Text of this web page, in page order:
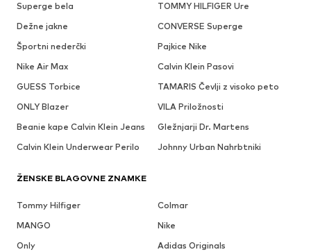
Superge bela
TOMMY HILFIGER Ure
Dežne jakne
CONVERSE Superge
Športni nederčki
Pajkice Nike
Nike Air Max
Calvin Klein Pasovi
GUESS Torbice
TAMARIS Čevlji z visoko peto
ONLY Blazer
VILA Priložnosti
Beanie kape Calvin Klein Jeans
Gležnjarji Dr. Martens
Calvin Klein Underwear Perilo
Johnny Urban Nahrbtniki
ŽENSKE BLAGOVNE ZNAMKE
Tommy Hilfiger
Colmar
MANGO
Nike
Only
Adidas Originals